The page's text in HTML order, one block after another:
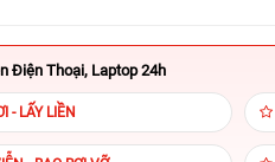
Điện Thoại, Laptop 24h
- LẤY LIỀN